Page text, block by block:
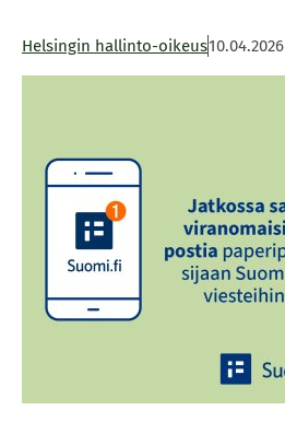
Helsingin hallinto-oikeus10.04.2026